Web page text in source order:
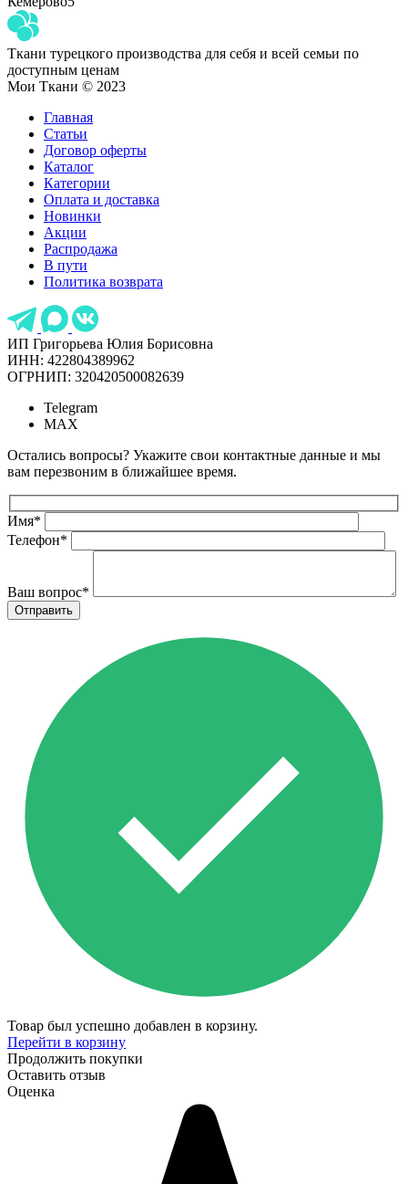
Ткани турецкого производства для себя и всей семьи по
доступным ценам
Мои Ткани © 2023
Главная
Статьи
Договор оферты
Каталог
Категории
Оплата и доставка
Новинки
Акции
Распродажа
В пути
Политика возврата
ИП Григорьева Юлия Борисовна
ИНН: 422804389962
ОГРНИП: 320420500082639
Telegram
MAX
Остались вопросы? Укажите свои контактные данные и мы
вам перезвоним в ближайшее время.
Имя*
Телефон*
Ваш вопрос*
Товар был успешно добавлен в корзину.
Перейти в корзину
Продолжить покупки
Оставить отзыв
Оценка